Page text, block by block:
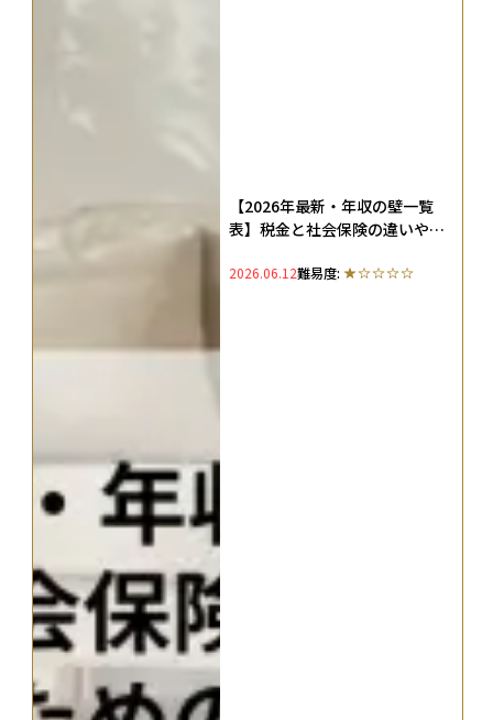
【2026年最新・年収の壁一覧
表】税金と社会保険の違いや扶
2026.06.12難易度: